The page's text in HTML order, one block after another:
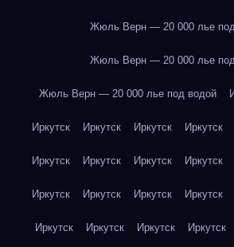
Жюль Верн — 20 000 лье
Жюль Верн — 20 000 лье
Жюль Верн — 20 000 лье под водой
Иркутск Иркутск Иркутск Иркутск
Иркутск Иркутск Иркутск Иркутск
Иркутск Иркутск Иркутск Иркутск
Иркутск Иркутск Иркутск Иркутск